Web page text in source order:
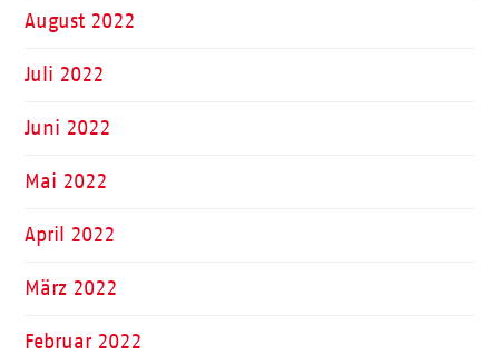
August 2022
Juli 2022
Juni 2022
Mai 2022
April 2022
März 2022
Februar 2022